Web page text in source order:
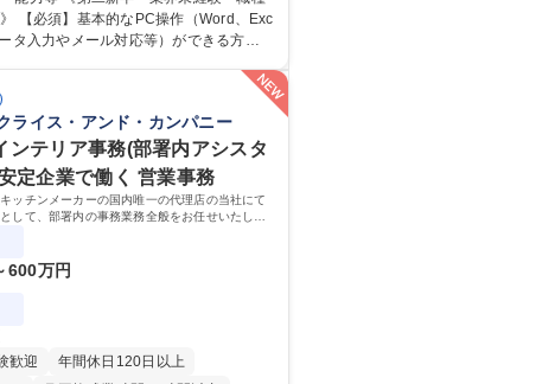
は、各種委員会の運営事務局業務など
ていただきます。 【会員管理・デ
ム登録・更新 ・年会費の徴収管理や入金
確認 【問い合わせ対応】 ・会員（医
話、FAX、ネット申請に伴う相談受付
のへのエスカレーション・連携対応 募
新卒歓迎！【正社員事務】年休120日/デ
心で残業少なめ
【必須】基本的なPC操作（Word、Exc
タ入力やメール対応等）ができる方
勤務」で残業も少なくワークライフバラ
す。 【将来的な業務（各種委員会運
内における各種委員会のスケジュール
、当日の運営サポート 学歴・資格 学
大学 語学力： 資格：
ライス・アンド・カンパニー
ンテリア事務(部署内アシスタ
定企業で働く 営業事務
ッチンメーカーの国内唯一の代理店の当社にて
して、部署内の事務業務全般をお任せいたしま
って働いていただけるため、スキルアップも可能
600万円
歓迎
年間休日120日以上